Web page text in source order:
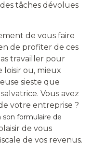
tâches dévolues
de vous faire
de profiter de ces
travailler pour
loisir ou, mieux
sieste que
Vous avez
votre entreprise ?
formulaire de
de vous
de vos revenus.